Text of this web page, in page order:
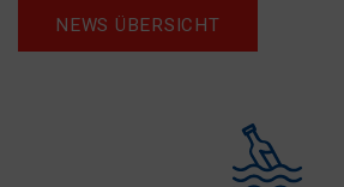
NEWS ÜBERSICHT